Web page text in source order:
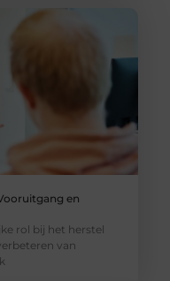
en
rol bij het herstel
van